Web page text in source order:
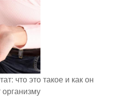
что это такое и как он
организму